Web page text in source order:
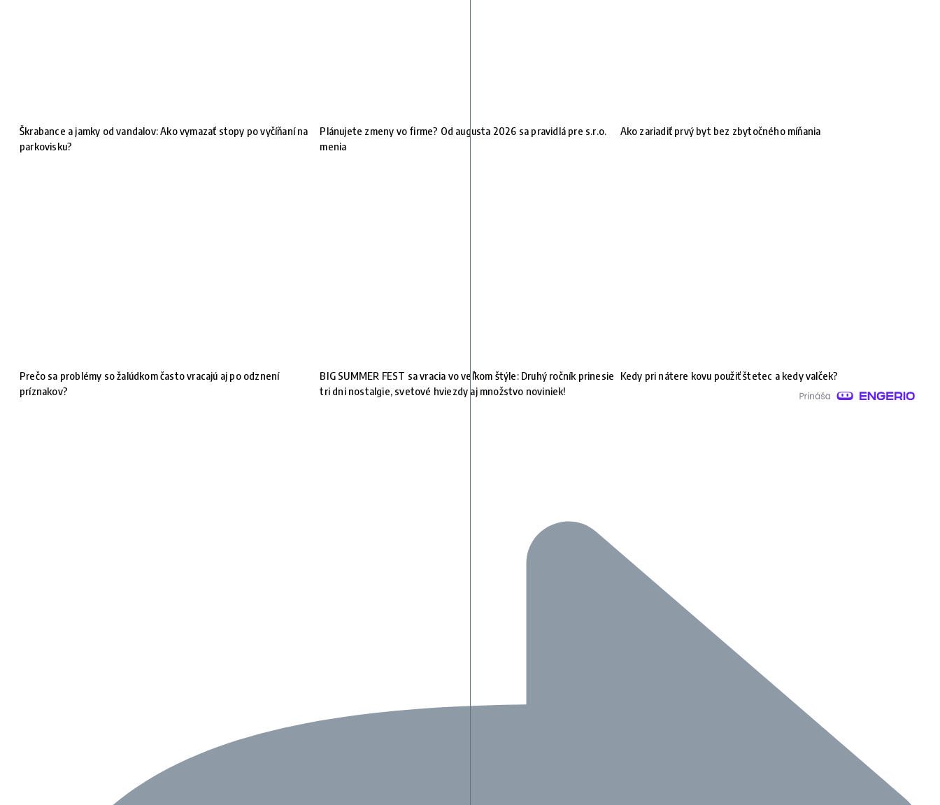
Škrabance a jamky od vandalov: Ako vymazať stopy po vyčíňaní na
parkovisku?
Plánujete zmeny vo firme? Od augusta 2026 sa pravidlá pre s.r.o.
menia
Ako zariadiť prvý byt bez zbytočného míňania
Prečo sa problémy so žalúdkom často vracajú aj po odznení
príznakov?
BIG SUMMER FEST sa vracia vo veľkom štýle: Druhý ročník prinesie
tri dni nostalgie, svetové hviezdy aj množstvo noviniek!
Kedy pri nátere kovu použiť štetec a kedy valček?